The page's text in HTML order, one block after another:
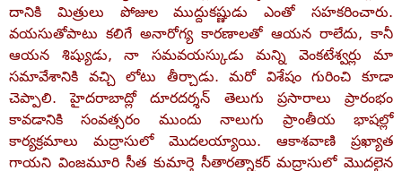
దానికి మిత్రులు పోజుల ముద్దుకష్ణుడు ఎంతో సహకరించారు.
వయసుతోపాటు కలిగే అనారోగ్య కారణాలతో ఆయన రాలేదు, కానీ
ఆయన శిష్యుడు, నా సమవయస్కుడు మన్ని వెంకటేశ్వర్లు మా
సమావేశానికి వచ్చి లోటు తీర్చాడు. మరో విశేషం గురించి కూడా
చెప్పాలి. హైదరాబాద్లో దూరదర్శన్‌ తెలుగు ప్రసారాలు ప్రారంభం
కావడానికి సంవత్సరం ముందు నాలుగు ప్రాంతీయ భాషల్లో
కార్యక్రమాలు మద్రాసులో మొదలయ్యాయి. ఆకాశవాణి ప్రఖ్యాత
గాయని వింజమూరి సీత కుమార్తె సీతారత్నాకర్‌ మద్రాసులో మొదలైన